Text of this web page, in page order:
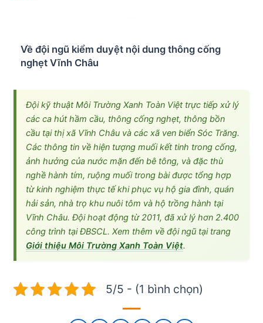
Về đội ngũ kiểm duyệt nội dung thông cống
nghẹt Vĩnh Châu
Đội kỹ thuật Môi Trường Xanh Toàn Việt trực tiếp xử lý
các ca hút hầm cầu, thông cống nghẹt, thông bồn
cầu tại thị xã Vĩnh Châu và các xã ven biển Sóc Trăng.
Các thông tin về hiện tượng muối kết tinh trong cống,
ảnh hưởng của nước mặn đến bê tông, và đặc thù
nghề hành tím, ruộng muối trong bài được tổng hợp
từ kinh nghiệm thực tế khi phục vụ hộ gia đình, quán
hải sản, nhà trọ khu nuôi tôm và hộ trồng hành tại
Vĩnh Châu. Đội hoạt động từ 2011, đã xử lý hơn 2.400
công trình tại ĐBSCL. Xem thêm về đội ngũ tại trang
Giới thiệu Môi Trường Xanh Toàn Việt.
5/5 - (1 bình chọn)